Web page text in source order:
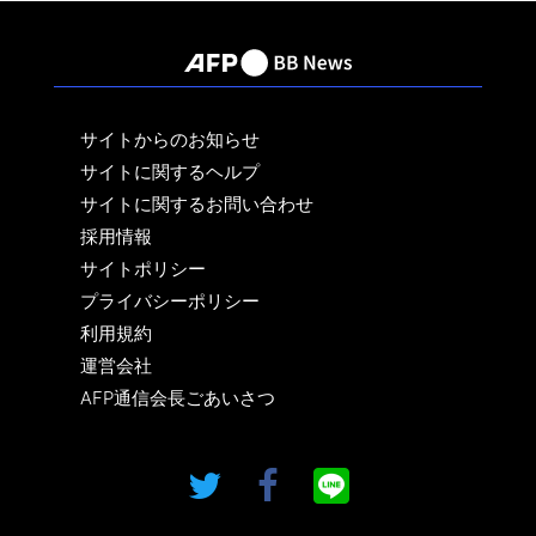
サイトからのお知らせ
サイトに関するヘルプ
サイトに関するお問い合わせ
採用情報
サイトポリシー
プライバシーポリシー
利用規約
運営会社
AFP通信会長ごあいさつ